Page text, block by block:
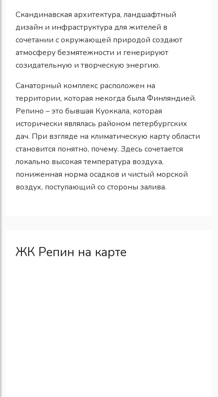
Скандинавская архитектура, ландшафтный
дизайн и инфраструктура для жителей в
сочетании с окружающей природой создают
атмосферу безмятежности и генерируют
созидательную и творческую энергию.
Санаторный комплекс расположен на
территории, которая некогда была Финляндией.
Репино – это бывшая Куоккала, которая
исторически являлась районом петербургских
дач. При взгляде на климатическую карту области
становится понятно, почему. Здесь сочетается
локально высокая температура воздуха,
пониженная норма осадков и чистый морской
воздух, поступающий со стороны залива.
ЖК Репин на карте